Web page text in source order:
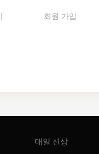
회원 가입
매일 신상